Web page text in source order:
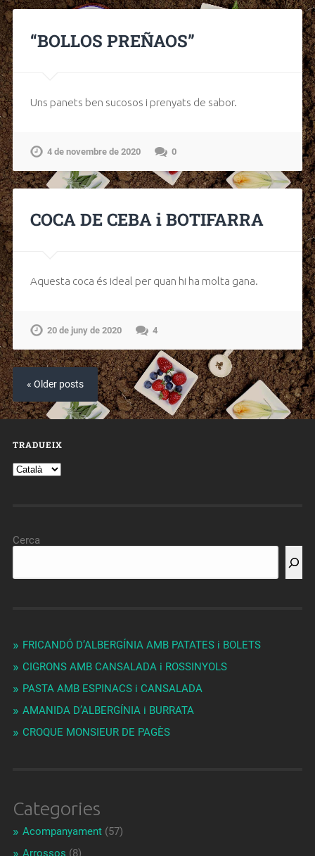
“BOLLOS PREÑAOS”
Uns panets ben sucosos i prenyats de sabor.
4 de novembre de 2020 0
COCA DE CEBA i BOTIFARRA
Aquesta coca és ideal per quan hi ha molta gana.
20 de juny de 2020 4
« Older posts
TRADUEIX
Cerca
FRICANDÓ D’ALBERGÍNIA AMB PATATES i BOLETS
CIGRONS AMB CANSALADA i ROSSINYOLS
PASTA AMB ESPINACS i CANSALADA
AMANIDA D’ALBERGÍNIA i BURRATA
CROQUE MONSIEUR DE PAGÈS
Categories
Acompanyament(57)
Arrossos (8)